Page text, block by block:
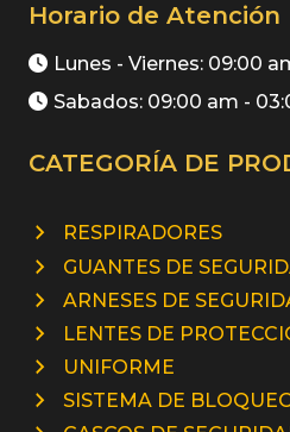
Horario de Atención
Lunes - Viernes: 09:00
Sabados: 09:00 am -
CATEGORÍA DE
RESPIRADORES
GUANTES DE
ARNESES DE
LENTES DE
UNIFORME
SISTEMA DE